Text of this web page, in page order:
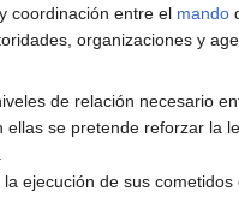
coordinación entre el mando
organizaciones y
de relación necesario
se pretende reforzar la
ejecución de sus cometidos